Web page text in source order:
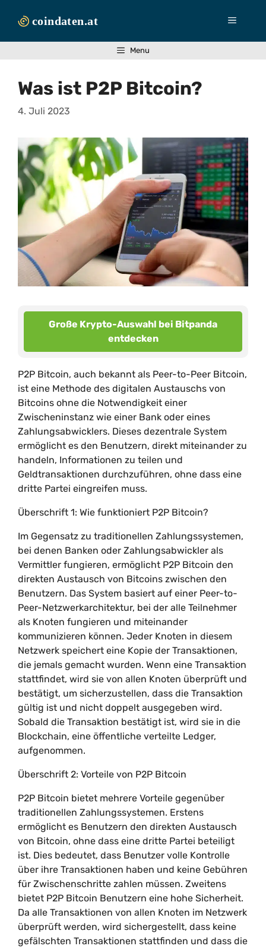
Inhalt
Menü
Menu
Was ist P2P Bitcoin?
4. Juli 2023
Große Krypto-Auswahl bei Bitpanda
entdecken
P2P Bitcoin, auch bekannt als Peer-to-Peer Bitcoin,
ist eine Methode des digitalen Austauschs von
Bitcoins ohne die Notwendigkeit einer
Zwischeninstanz wie einer Bank oder eines
Zahlungsabwicklers. Dieses dezentrale System
ermöglicht es den Benutzern, direkt miteinander zu
handeln, Informationen zu teilen und
Geldtransaktionen durchzuführen, ohne dass eine
dritte Partei eingreifen muss.
Überschrift 1: Wie funktioniert P2P Bitcoin?
Im Gegensatz zu traditionellen Zahlungssystemen,
bei denen Banken oder Zahlungsabwickler als
Vermittler fungieren, ermöglicht P2P Bitcoin den
direkten Austausch von Bitcoins zwischen den
Benutzern. Das System basiert auf einer Peer-to-
Peer-Netzwerkarchitektur, bei der alle Teilnehmer
als Knoten fungieren und miteinander
kommunizieren können. Jeder Knoten in diesem
Netzwerk speichert eine Kopie der Transaktionen,
die jemals gemacht wurden. Wenn eine Transaktion
stattfindet, wird sie von allen Knoten überprüft und
bestätigt, um sicherzustellen, dass die Transaktion
gültig ist und nicht doppelt ausgegeben wird.
Sobald die Transaktion bestätigt ist, wird sie in die
Blockchain, eine öffentliche verteilte Ledger,
aufgenommen.
Überschrift 2: Vorteile von P2P Bitcoin
P2P Bitcoin bietet mehrere Vorteile gegenüber
traditionellen Zahlungssystemen. Erstens
ermöglicht es Benutzern den direkten Austausch
von Bitcoin, ohne dass eine dritte Partei beteiligt
ist. Dies bedeutet, dass Benutzer volle Kontrolle
über ihre Transaktionen haben und keine Gebühren
für Zwischenschritte zahlen müssen. Zweitens
bietet P2P Bitcoin Benutzern eine hohe Sicherheit.
Da alle Transaktionen von allen Knoten im Netzwerk
überprüft werden, wird sichergestellt, dass keine
gefälschten Transaktionen stattfinden und dass die